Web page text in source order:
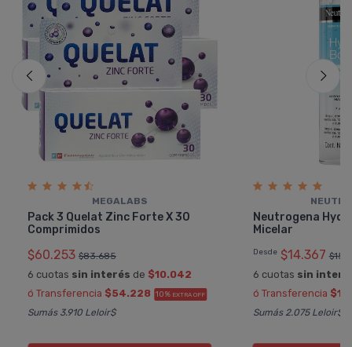
MEGALABS
Pack 3 Quelat Zinc Forte X 30
Comprimidos
$60.253 $83.685
6 cuotas sin interés de $10.042
ó Transferencia $54.228 10% EXTRA OFF
Sumás 3.910 Leloir$
Neutrogena
Micelar
Desde $14.367
6 cuotas sin
ó Transferencia
Sumás 2.075 Leloir$